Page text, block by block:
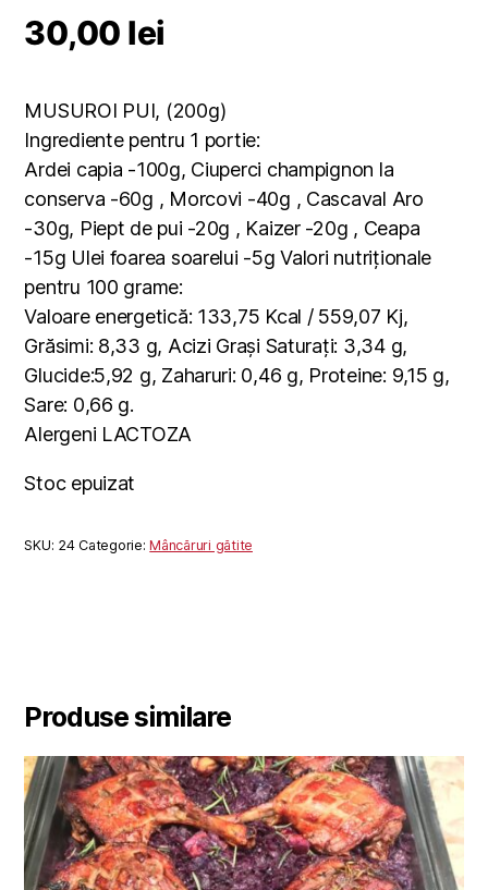
30,00 lei
MUSUROI PUI, (200g)
Ingrediente pentru 1 portie:
Ardei capia -100g, Ciuperci champignon la
conserva -60g , Morcovi -40g , Cascaval Aro
-30g, Piept de pui -20g , Kaizer -20g , Ceapa
-15g Ulei foarea soarelui -5g Valori nutriționale
pentru 100 grame:
Valoare energetică: 133,75 Kcal / 559,07 Kj,
Grăsimi: 8,33 g, Acizi Grași Saturați: 3,34 g,
Glucide:5,92 g, Zaharuri: 0,46 g, Proteine: 9,15 g,
Sare: 0,66 g.
Alergeni LACTOZA
Stoc epuizat
SKU: 24 Categorie:Mâncăruri gătite
Produse similare